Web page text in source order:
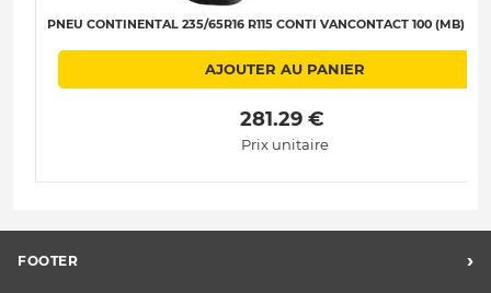
PNEU CONTINENTAL 235/65R16 R115 CONTI VANCONTACT 100 (MB) B-
AJOUTER AU PANIER
281.29 €
Prix unitaire
FOOTER ›